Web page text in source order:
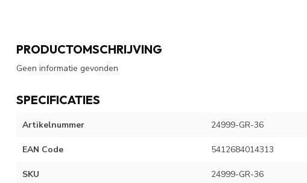
PRODUCTOMSCHRIJVING
Geen informatie gevonden
SPECIFICATIES
Artikelnummer 24999-GR-36
EAN Code 5412684014313
SKU 24999-GR-36